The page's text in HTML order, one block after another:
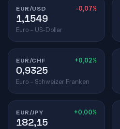
EUR/USD -0,07%
1,1549
Euro – US-Dollar
EUR/CHF +0,02%
0,9325
Euro – Schweizer Franken
EUR/JPY +0,00%
182,15